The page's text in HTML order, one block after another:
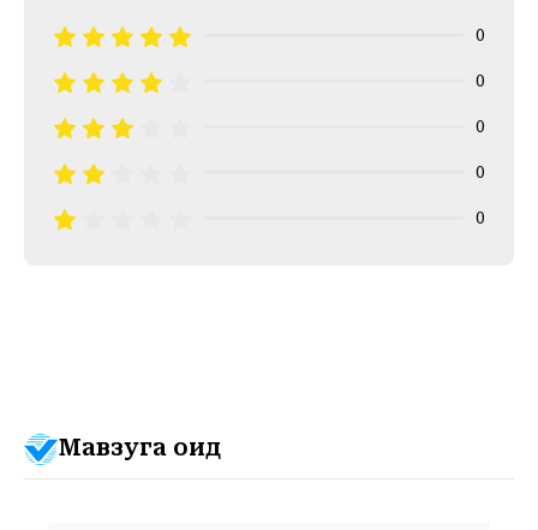
0
0
0
0
0
Мавзуга оид